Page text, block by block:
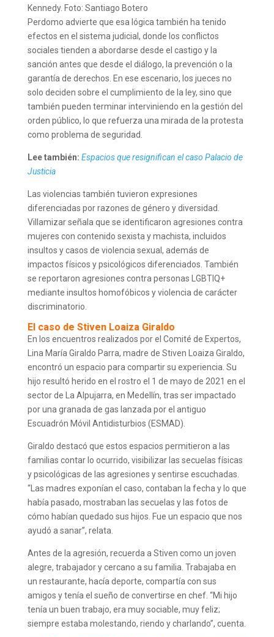
Kennedy. Foto: Santiago Botero
Perdomo advierte que esa lógica también ha tenido
efectos en el sistema judicial, donde los conflictos
sociales tienden a abordarse desde el castigo y la
sanción antes que desde el diálogo, la prevención o la
garantía de derechos. En ese escenario, los jueces no
solo deciden sobre el cumplimiento de la ley, sino que
también pueden terminar interviniendo en la gestión del
orden público, lo que refuerza una mirada de la protesta
como problema de seguridad.
Lee también: Espacios que resignifican el caso Palacio de
Justicia
Las violencias también tuvieron expresiones
diferenciadas por razones de género y diversidad.
Villamizar señala que se identificaron agresiones contra
mujeres con contenido sexista y machista, incluidos
insultos y casos de violencia sexual, además de
impactos físicos y psicológicos diferenciados. También
se reportaron agresiones contra personas LGBTIQ+
mediante insultos homofóbicos y violencia de carácter
discriminatorio.
El caso de Stiven Loaiza Giraldo
En los encuentros realizados por el Comité de Expertos,
Lina María Giraldo Parra, madre de Stiven Loaiza Giraldo,
encontró un espacio para compartir su experiencia. Su
hijo resultó herido en el rostro el 1 de mayo de 2021 en el
sector de La Alpujarra, en Medellín, tras ser impactado
por una granada de gas lanzada por el antiguo
Escuadrón Móvil Antidisturbios (ESMAD).
Giraldo destacó que estos espacios permitieron a las
familias contar lo ocurrido, visibilizar las secuelas físicas
y psicológicas de las agresiones y sentirse escuchadas.
“Las madres exponían el caso, contaban la fecha y lo que
había pasado, mostraban las secuelas y las fotos de
cómo habían quedado sus hijos. Fue un espacio que nos
ayudó a sanar”, relata.
Antes de la agresión, recuerda a Stiven como un joven
alegre, trabajador y cercano a su familia. Trabajaba en
un restaurante, hacía deporte, compartía con sus
amigos y tenía el sueño de convertirse en chef. “Mi hijo
tenía un buen trabajo, era muy sociable, muy feliz;
siempre estaba molestando, riendo y charlando”, cuenta.